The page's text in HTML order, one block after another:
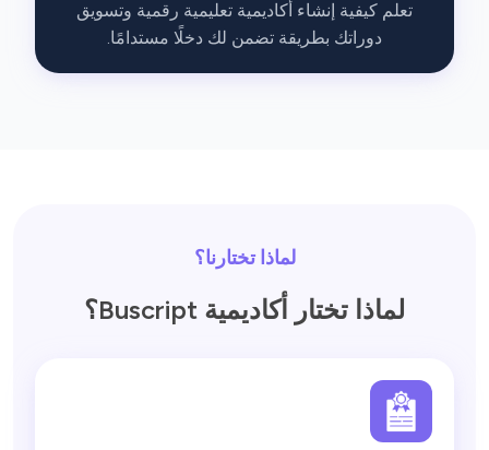
تعلم كيفية إنشاء أكاديمية تعليمية رقمية وتسويق
دوراتك بطريقة تضمن لك دخلًا مستدامًا.
لماذا تختارنا؟
لماذا تختار أكاديمية Buscript؟